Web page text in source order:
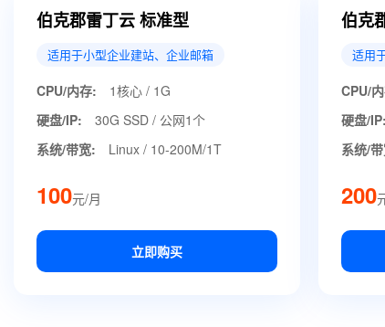
伯克郡雷丁云 标准型
适用于小型企业建站、企业邮箱
CPU/内存:
1核心 / 1G
硬盘/IP:
30G SSD / 公网1个
系统/带宽:
Linux / 10-200M/1T
100元/月
立即购买
伯克
适用
CPU/
硬盘/IP:
系统/
200